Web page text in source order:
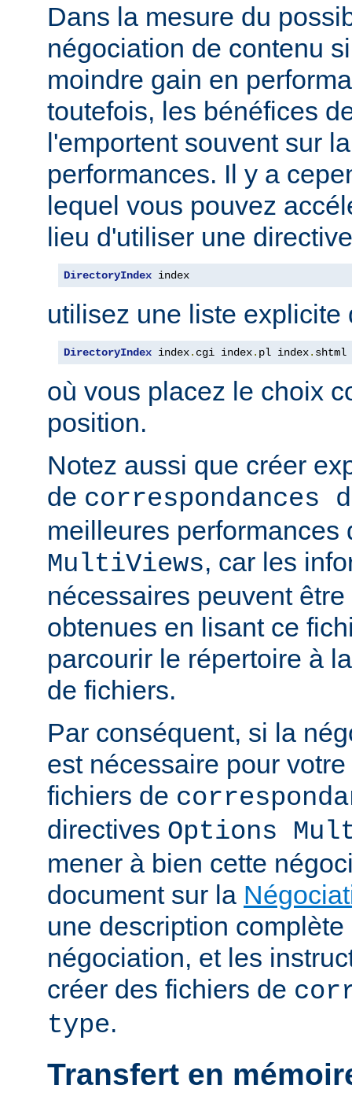
Dans la mesure du
négociation de contenu
moindre gain en
toutefois, les bénéfices
l'emportent souvent sur
performances. Il y a
lequel vous pouvez
lieu d'utiliser une
DirectoryIndex index
utilisez une liste explicite
DirectoryIndex index. cgi index. pl index. shtml
où vous placez le choix
position.
Notez aussi que créer
de correspondances
meilleures performances
MultiViews, car les
nécessaires peuvent
obtenues en lisant ce
parcourir le répertoire à
de fichiers.
Par conséquent, si la
est nécessaire pour
fichiers de
directives Options
mener à bien cette
document sur la
une description
négociation, et les
créer des fichiers de
type.
Transfert en